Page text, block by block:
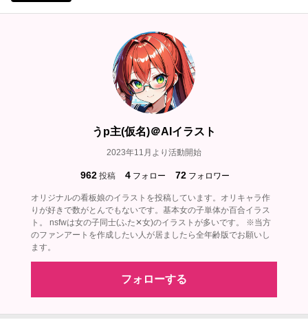
うp主(仮名)＠AIイラスト
2023年11月より活動開始
962 投稿 4 フォロー 72 フォロワー
オリジナルの看板娘のイラストを投稿しています。オリキャラ作
りが好きで数がとんでもないです。基本女の子単体か百合イラス
ト。 nsfwは女の子同士(ふた✕女)のイラストが多いです。 ※当方
のファンアートを作成したい人が居ましたら全年齢版でお願いし
ます。
フォローする